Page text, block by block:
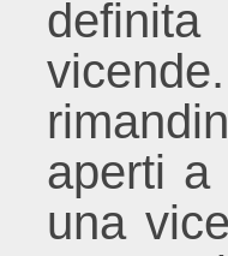
definita
aperti a
una